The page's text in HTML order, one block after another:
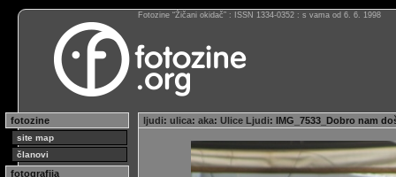
Fotozine “Žičani okidač” : ISSN 1334-0352 : s vama od 6. 6. 1998
fotozine
site map
članovi
fotografija
ljudi: ulica: aka: Ulice Ljudi: IMG_7533_Dobro nam